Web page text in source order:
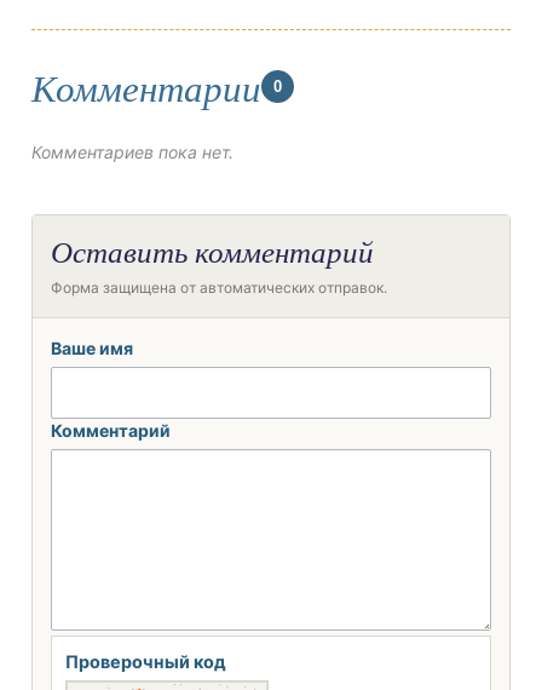
Комментарии 0
Комментариев пока нет.
Оставить комментарий
Форма защищена от автоматических отправок.
Ваше имя
Комментарий
Проверочный код